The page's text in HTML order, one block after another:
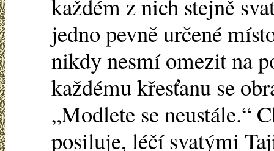
každém z nich stejně
jedno pevně určené
nikdy nesmí omezit na
každému křesťanu se
„Modlete se neustále.“
posiluje, léčí svatými